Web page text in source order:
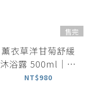
售完
薰衣草洋甘菊舒緩
沐浴露 500ml｜放
鬆舒緩
NT$980